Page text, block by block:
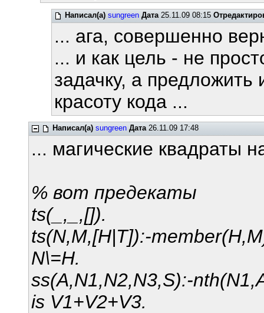
Написал(а) sungreen Дата25.11.09 08:15
... ага, совершенно
... и как цель - не
задачку, а
красоту кода ...
Написал(а) sungreen Дата26.11.09 17:48
... магические квадраты
% вот предекаты
ts(_,_,[]).
ts(N,M,[H|T]):-
N\=H.
ss(A,N1,N2,N3,S):-
is V1+V2+V3.